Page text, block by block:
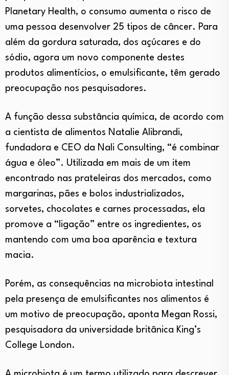
Planetary Health, o consumo aumenta o risco de
uma pessoa desenvolver 25 tipos de câncer. Para
além da gordura saturada, dos açúcares e do
sódio, agora um novo componente destes
produtos alimentícios, o emulsificante, têm gerado
preocupação nos pesquisadores.
A função dessa substância química, de acordo com
a cientista de alimentos Natalie Alibrandi,
fundadora e CEO da Nali Consulting, “é combinar
água e óleo”. Utilizada em mais de um item
encontrado nas prateleiras dos mercados, como
margarinas, pães e bolos industrializados,
sorvetes, chocolates e carnes processadas, ela
promove a “ligação” entre os ingredientes, os
mantendo com uma boa aparência e textura
macia.
Porém, as consequências na microbiota intestinal
pela presença de emulsificantes nos alimentos é
um motivo de preocupação, aponta Megan Rossi,
pesquisadora da universidade britânica King’s
College London.